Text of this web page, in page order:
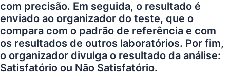
com precisão. Em seguida, o resultado é
enviado ao organizador do teste, que o
compara com o padrão de referência e com
os resultados de outros laboratórios. Por fim,
o organizador divulga o resultado da análise:
Satisfatório ou Não Satisfatório.